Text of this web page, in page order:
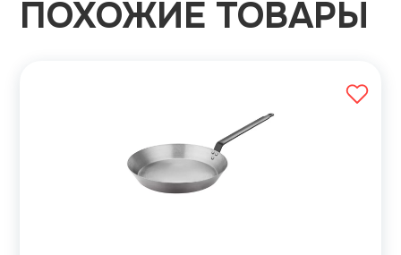
ПОХОЖИЕ ТОВАРЫ